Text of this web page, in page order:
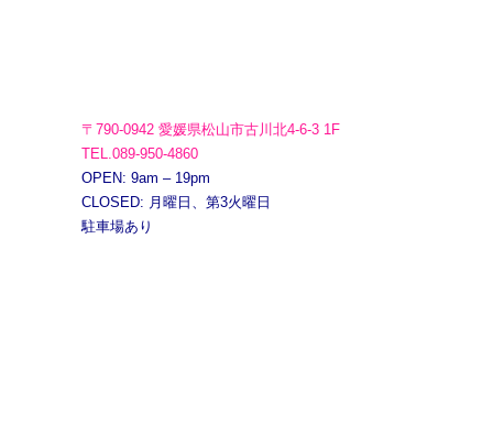
〒790-0942 愛媛県松山市古川北4-6-3 1F
TEL.089-950-4860
OPEN: 9am – 19pm
CLOSED: 月曜日、第3火曜日
駐車場あり